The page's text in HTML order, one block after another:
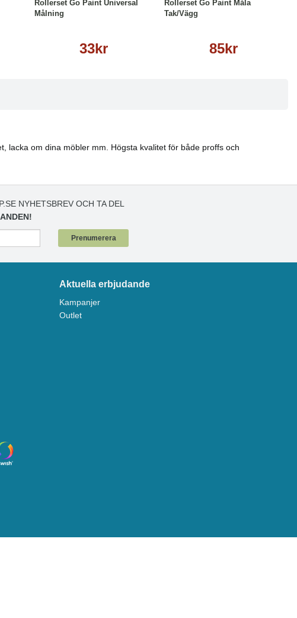
Rollerset Go Paint Universal
Målning
33kr
Rollerset Go Paint Måla
Tak/Vägg
85kr
lacka om dina möbler mm. Högsta kvalitet för både proffs och
NYHETSBREV OCH TA DEL
Prenumerera
Aktuella erbjudande
Kampanjer
Outlet